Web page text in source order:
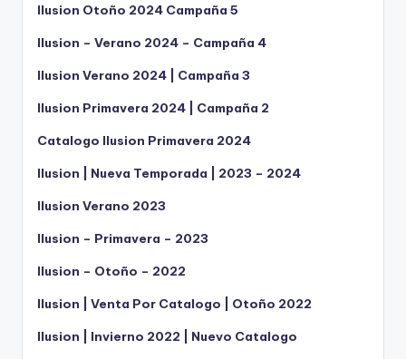
Ilusion Otoño 2024 Campaña 5
Ilusion – Verano 2024 – Campaña 4
Ilusion Verano 2024 | Campaña 3
Ilusion Primavera 2024 | Campaña 2
Catalogo Ilusion Primavera 2024
Ilusion | Nueva Temporada | 2023 – 2024
Ilusion Verano 2023
Ilusion – Primavera – 2023
Ilusion – Otoño – 2022
Ilusion | Venta Por Catalogo | Otoño 2022
Ilusion | Invierno 2022 | Nuevo Catalogo